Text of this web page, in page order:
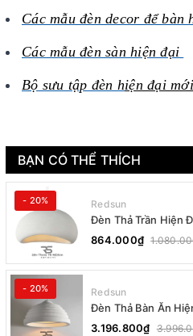
Các mẫu đèn decor để bàn
Các mẫu đèn sàn hiện đại
Bộ sưu tập đèn hiện đại
BẠN CÓ THỂ THÍCH
- 20% Redsun
Đèn Thả Trần Hiện
sabi CDT-T036
864.000₫
- 20% Redsun
Đèn Thả Bàn Ăn
Cách Nhật Bản
3.196.800₫